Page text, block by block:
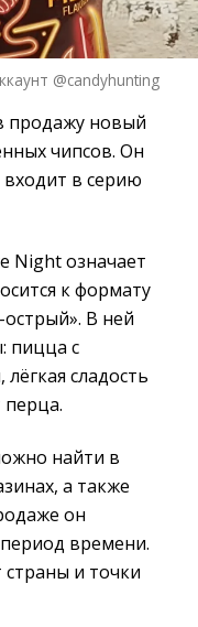
@candyhunting
продажу новый
чипсов. Он
входит в серию
Night означает
к формату
острый». В ней
пицца с
сладость
перца.
найти в
а также
он
времени.
страны и точки